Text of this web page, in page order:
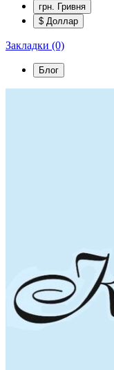
грн. Гривня
$ Доллар
Закладки (0)
Блог